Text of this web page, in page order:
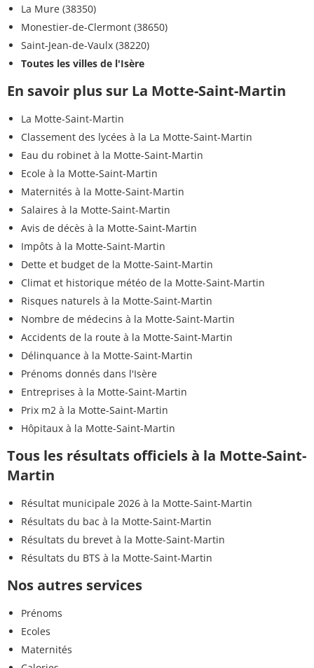
La Mure (38350)
Monestier-de-Clermont (38650)
Saint-Jean-de-Vaulx (38220)
Toutes les villes de l'Isère
En savoir plus sur La Motte-Saint-Martin
La Motte-Saint-Martin
Classement des lycées à la La Motte-Saint-Martin
Eau du robinet à la Motte-Saint-Martin
Ecole à la Motte-Saint-Martin
Maternités à la Motte-Saint-Martin
Salaires à la Motte-Saint-Martin
Avis de décès à la Motte-Saint-Martin
Impôts à la Motte-Saint-Martin
Dette et budget de la Motte-Saint-Martin
Climat et historique météo de la Motte-Saint-Martin
Risques naturels à la Motte-Saint-Martin
Nombre de médecins à la Motte-Saint-Martin
Accidents de la route à la Motte-Saint-Martin
Délinquance à la Motte-Saint-Martin
Prénoms donnés dans l'Isère
Entreprises à la Motte-Saint-Martin
Prix m2 à la Motte-Saint-Martin
Hôpitaux à la Motte-Saint-Martin
Tous les résultats officiels à la Motte-Saint-
Martin
Résultat municipale 2026 à la Motte-Saint-Martin
Résultats du bac à la Motte-Saint-Martin
Résultats du brevet à la Motte-Saint-Martin
Résultats du BTS à la Motte-Saint-Martin
Nos autres services
Prénoms
Ecoles
Maternités